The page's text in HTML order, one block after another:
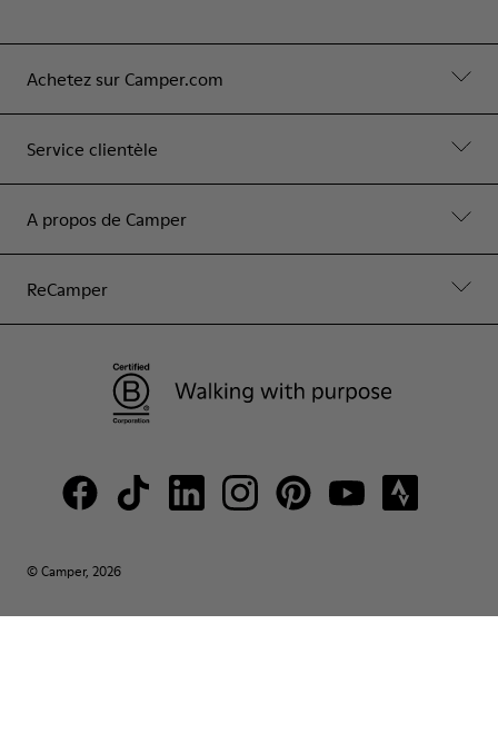
Achetez sur Camper.com
Service clientèle
A propos de Camper
ReCamper
© Camper, 2026